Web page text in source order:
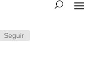
Seguir